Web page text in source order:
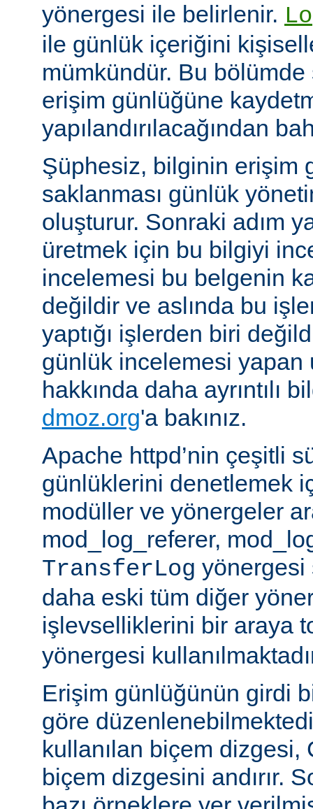
yönergesi ile belirlenir.
ile günlük içeriğini
mümkündür. Bu
erişim günlüğüne
yapılandırılacağından
Şüphesiz, bilginin erişim
saklanması günlük
oluşturur. Sonraki adım
üretmek için bu bilgiyi
incelemesi bu belgenin
değildir ve aslında bu
yaptığı işlerden biri
günlük incelemesi yapan
hakkında daha ayrıntılı
dmoz.org'a bakınız.
Apache httpd’nin çeşitli
günlüklerini denetlemek
modüller ve yönergeler
mod_log_referer,
TransferLog yönergesi
daha eski tüm diğer
işlevselliklerini bir araya
yönergesi
Erişim günlüğünün girdi
göre
kullanılan biçem dizgesi,
biçem dizgesini andırır.